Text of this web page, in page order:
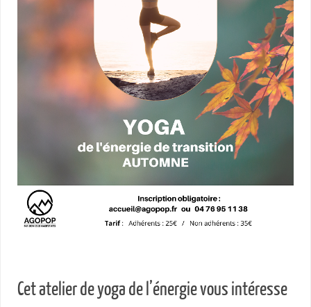
Cet atelier de yoga de l’énergie vous intéresse